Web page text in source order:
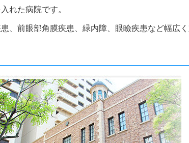
れた病院です。
、前眼部角膜疾患、緑内障、眼瞼疾患など幅広く